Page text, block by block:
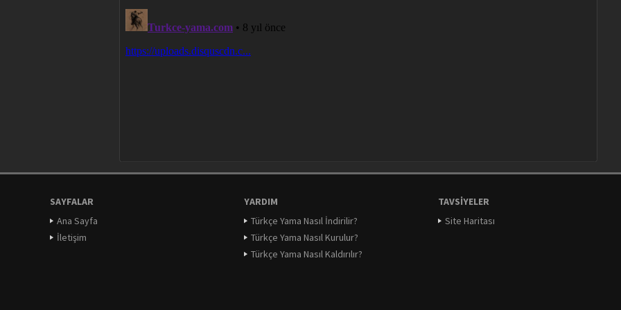
SAYFALAR
Ana Sayfa
İletişim
YARDIM
Türkçe Yama Nasıl İndirilir?
Türkçe Yama Nasıl Kurulur?
Türkçe Yama Nasıl Kaldırılır?
TAVSIYELER
Site Haritası